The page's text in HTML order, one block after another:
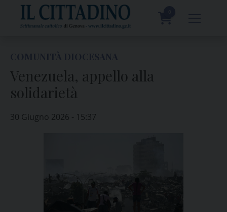
content
Venezuela, appello alla
solidarietà
30 Giugno 2026 - 15:37